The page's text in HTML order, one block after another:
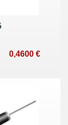
0,4600 €